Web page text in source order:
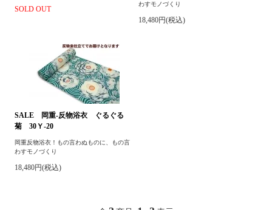
SOLD OUT
わすモノづくり
18,480円(税込)
SALE 岡重-反物浴衣 ぐるぐる
菊 30Ｙ-20
岡重反物浴衣！もの言わぬものに、もの言
わすモノづくり
18,480円(税込)